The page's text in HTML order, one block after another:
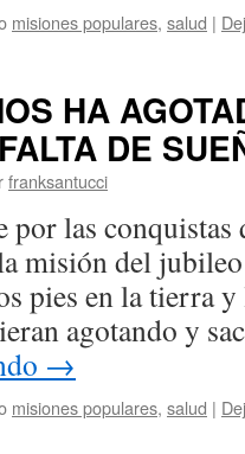
misiones populares, salud |
HA
DE
franksantucci
por las
misión del
pies en la tierra
agotando y
→
misiones populares, salud |